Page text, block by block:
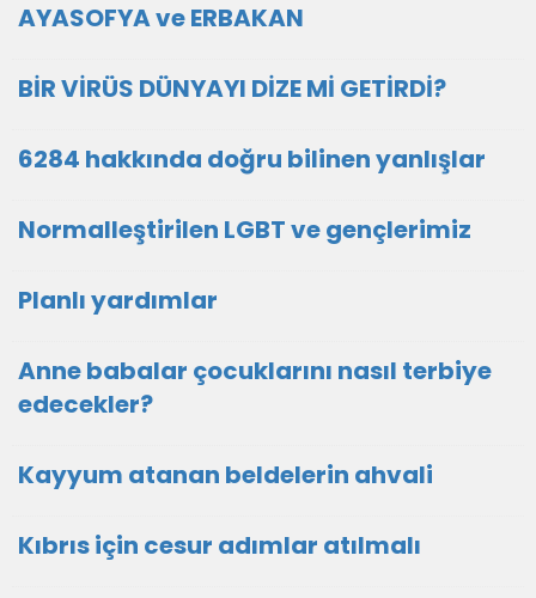
AYASOFYA ve ERBAKAN
BİR VİRÜS DÜNYAYI DİZE Mİ GETİRDİ?
6284 hakkında doğru bilinen yanlışlar
Normalleştirilen LGBT ve gençlerimiz
Planlı yardımlar
Anne babalar çocuklarını nasıl terbiye
edecekler?
Kayyum atanan beldelerin ahvali
Kıbrıs için cesur adımlar atılmalı